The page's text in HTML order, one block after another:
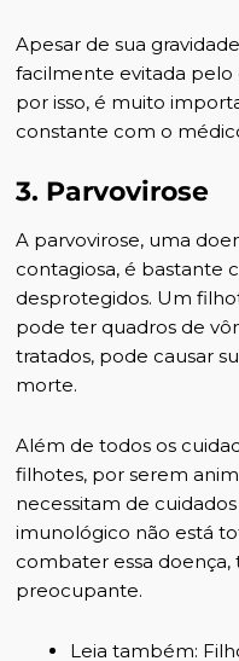
Apesar de sua
facilmente evitada
por isso, é muito
constante com o
3. Parvovirose
A parvovirose, uma
contagiosa, é bastante
desprotegidos. Um
pode ter quadros de
tratados, pode causar
morte.
Além de todos os
filhotes, por serem
necessitam de
imunológico não está
combater essa
preocupante.
Leia também: